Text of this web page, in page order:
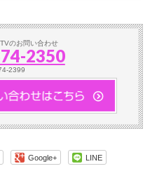
のお問い合わせ
2350
2399
Google+ LINE